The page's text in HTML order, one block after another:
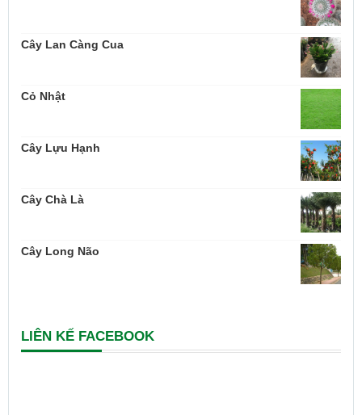
Cây Lan Càng Cua
Cỏ Nhật
Cây Lựu Hạnh
Cây Chà Là
Cây Long Não
LIÊN KẾ FACEBOOK